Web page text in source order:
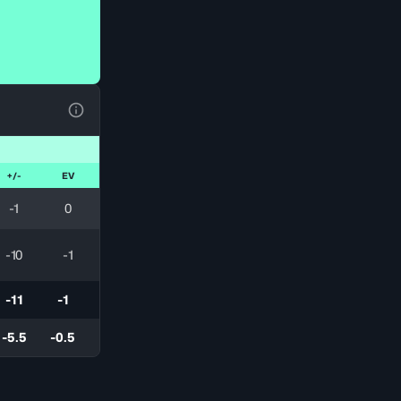
+/- EV
-1 0
-10 -1
-11 -1
-5.5 -0.5